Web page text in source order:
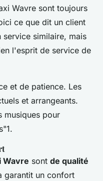
Wavre sont toujours
ce que dit un client
similaire, mais
l'esprit de service de
et de patience. Les
et arrangeants.
musiques pour
Wavre sont de qualité
garantit un confort